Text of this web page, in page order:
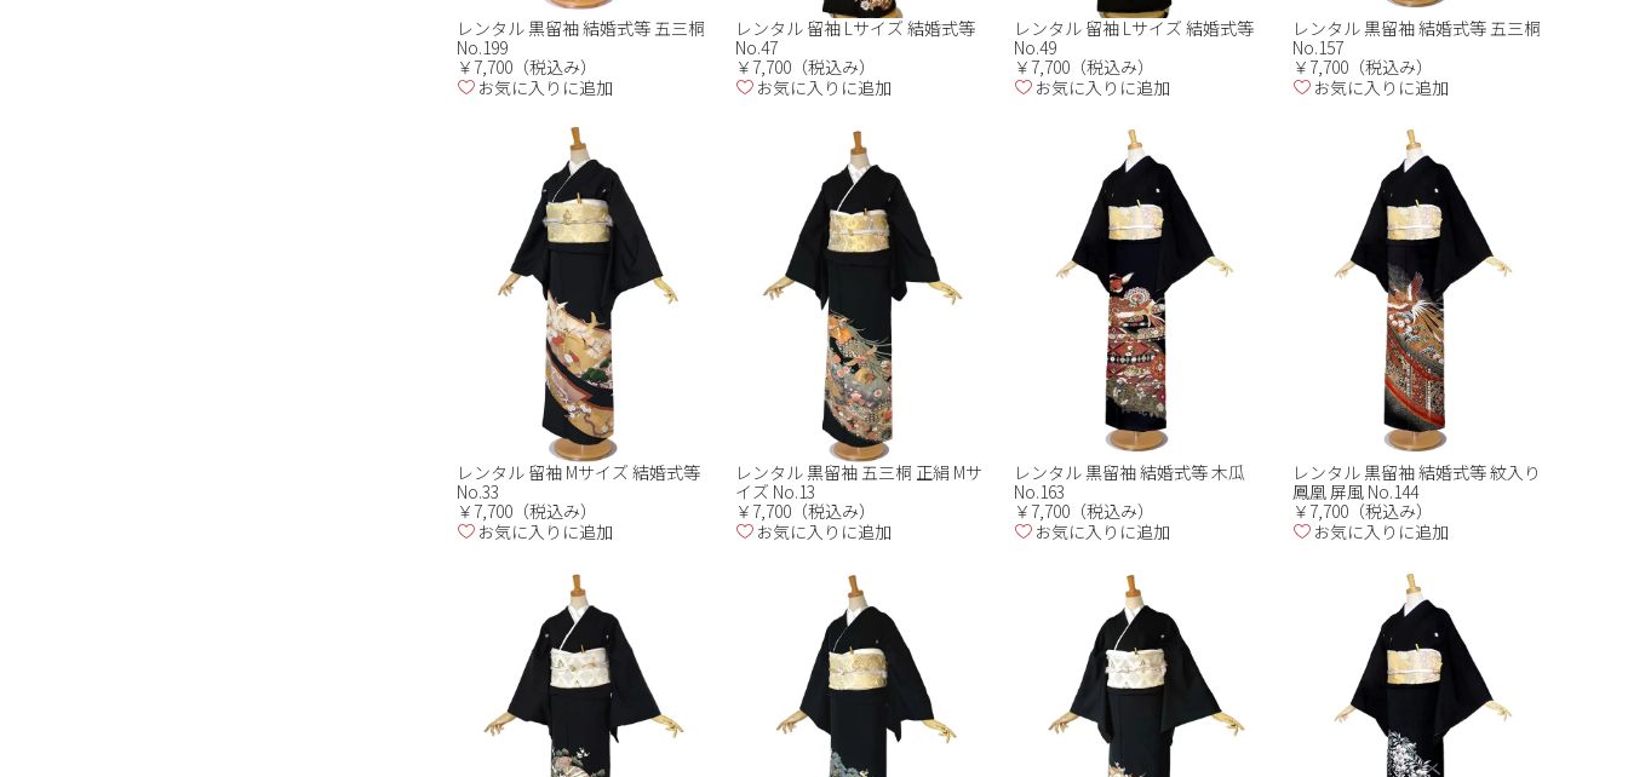
レンタル 黒留袖 結婚式等 五三桐
No.199
￥7,700（税込み）
お気に入りに追加
レンタル 留袖 Lサイズ 結婚式等
No.47
￥7,700（税込み）
お気に入りに追加
レンタル 留袖 Lサイズ 結婚式等
No.49
￥7,700（税込み）
お気に入りに追加
レンタル 黒留袖 結婚式等 五三桐
No.157
￥7,700（税込み）
お気に入りに追加
レンタル 留袖 Mサイズ 結婚式等
No.33
￥7,700（税込み）
お気に入りに追加
レンタル 黒留袖 五三桐 正絹 Mサ
イズ No.13
￥7,700（税込み）
お気に入りに追加
レンタル 黒留袖 結婚式等 木瓜
No.163
￥7,700（税込み）
お気に入りに追加
レンタル 黒留袖 結婚式等 紋入り
鳳凰 屏風 No.144
￥7,700（税込み）
お気に入りに追加